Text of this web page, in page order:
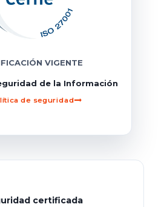
VIGENTE
de la Información
de seguridad
certificada